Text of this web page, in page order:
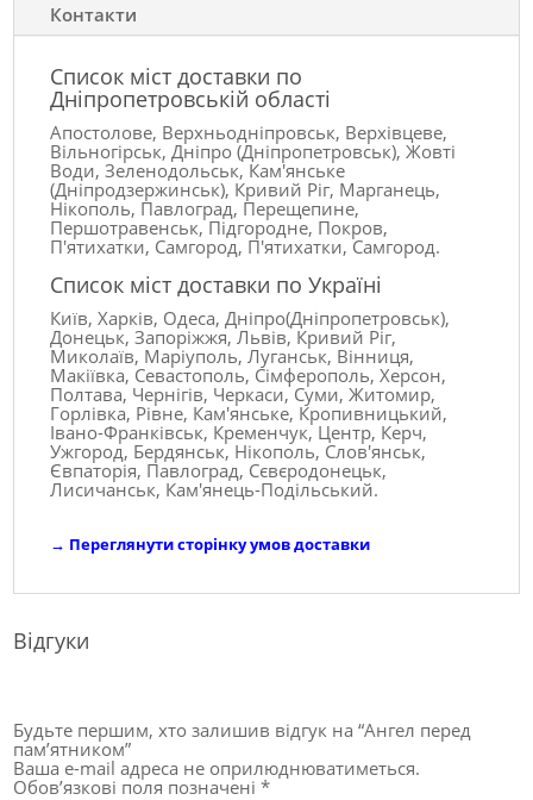
Контакти
Список міст доставки по
Дніпропетровській області
Апостолове, Верхньодніпровськ, Верхівцеве,
Вільногірськ, Дніпро (Дніпропетровськ), Жовті
Води, Зеленодольськ, Кам'янське
(Дніпродзержинськ), Кривий Ріг, Марганець,
Нікополь, Павлоград, Перещепине,
Першотравенськ, Підгородне, Покров,
П'ятихатки, Самгород, П'ятихатки, Самгород.
Список міст доставки по Україні
Київ, Харків, Одеса, Дніпро(Дніпропетровськ),
Донецьк, Запоріжжя, Львів, Кривий Ріг,
Миколаїв, Маріуполь, Луганськ, Вінниця,
Макіївка, Севастополь, Сімферополь, Херсон,
Полтава, Чернігів, Черкаси, Суми, Житомир,
Горлівка, Рівне, Кам'янське, Кропивницький,
Івано-Франківськ, Кременчук, Центр, Керч,
Ужгород, Бердянськ, Нікополь, Слов'янськ,
Євпаторія, Павлоград, Сєвєродонецьк,
Лисичанськ, Кам'янець-Подільський.
→ Переглянути сторінку умов доставки
Відгуки
Будьте першим, хто залишив відгук на “Ангел перед
пам’ятником”
Ваша e-mail адреса не оприлюднюватиметься.
Обов’язкові поля позначені*